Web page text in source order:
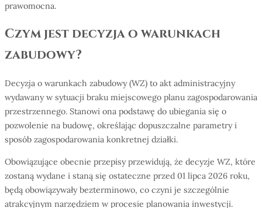
prawomocna.
Czym jest decyzja o warunkach
zabudowy?
Decyzja o warunkach zabudowy (WZ) to akt administracyjny
wydawany w sytuacji braku miejscowego planu zagospodarowania
przestrzennego. Stanowi ona podstawę do ubiegania się o
pozwolenie na budowę, określając dopuszczalne parametry i
sposób zagospodarowania konkretnej działki.
Obowiązujące obecnie przepisy przewidują, że decyzje WZ, które
zostaną wydane i staną się ostateczne przed 01 lipca 2026 roku,
będą obowiązywały bezterminowo, co czyni je szczególnie
atrakcyjnym narzędziem w procesie planowania inwestycji.